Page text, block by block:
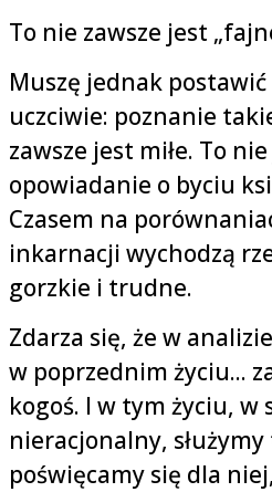
To nie zawsze jest
Muszę jednak
uczciwie: poznanie
zawsze jest miłe. To
opowiadanie o byciu
Czasem na
inkarnacji wychodzą
gorzkie i trudne.
Zdarza się, że w
w poprzednim życiu...
kogoś. I w tym życiu, w
nieracjonalny, służymy
poświęcamy się dla